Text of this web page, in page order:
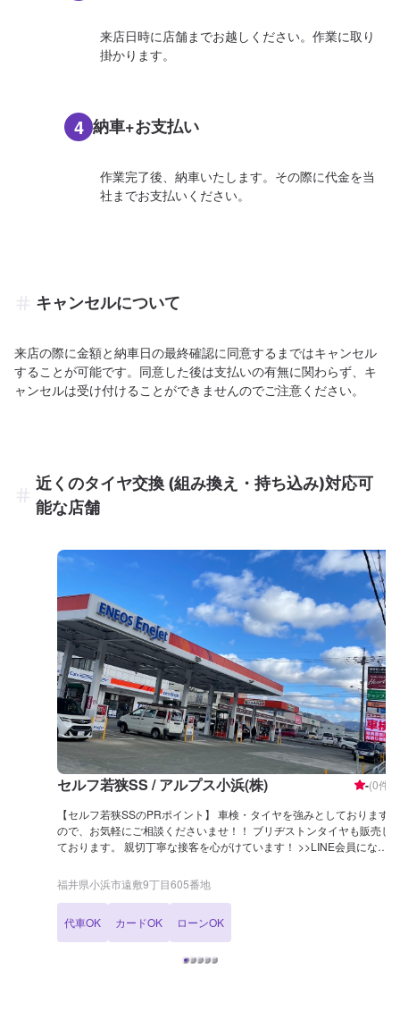
来店日時に店舗までお越しください。作業に取り
掛かります。
4 納車+お支払い
作業完了後、納車いたします。その際に代金を当
社までお支払いください。
キャンセルについて
来店の際に金額と納車日の最終確認に同意するまではキャンセル
することが可能です。同意した後は支払いの有無に関わらず、キ
ャンセルは受け付けることができませんのでご注意ください。
近くのタイヤ交換 (組み換え・持ち込み)対応可
能な店舗
セルフ若狭SS / アルプス小浜(株) -(0件)
【セルフ若狭SSのPRポイント】 車検・タイヤを強みとしております
ので、お気軽にご相談くださいませ！！ ブリヂストンタイヤも販売し
ております。 親切丁寧な接客を心がけています！ >>LINE会員になる
ので、ぜひご登録を！ 【営業時間】 整備受付時間：9：00〜18：00
給油営業時間：7：00〜23：00 【サービスルームについて】 ✅トイ
せ。 【在籍整備士】 整備士が在籍しておりますので、お車のことは
なんでもご相談くださいませ！ 【アクセス】 国道27号線沿い、県民
せいきょうハーツタウンわかさのすぐ隣に当店がございます。
福井県小浜市遠敷9丁目605番地
代車OK カードOK ローンOK